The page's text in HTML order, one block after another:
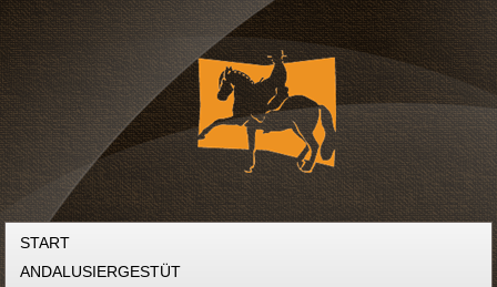
START
ANDALUSIERGESTÜT